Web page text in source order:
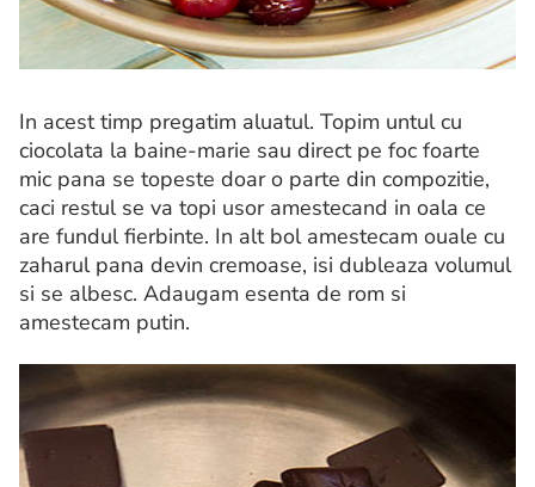
In acest timp pregatim aluatul. Topim untul cu
ciocolata la baine-marie sau direct pe foc foarte
mic pana se topeste doar o parte din compozitie,
caci restul se va topi usor amestecand in oala ce
are fundul fierbinte. In alt bol amestecam ouale cu
zaharul pana devin cremoase, isi dubleaza volumul
si se albesc. Adaugam esenta de rom si
amestecam putin.